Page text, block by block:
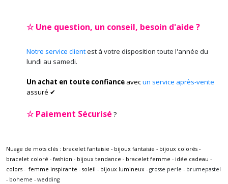
☆ Une question, un conseil, besoin d'aide ?
Notre service clientest à votre disposition toute l'année du
lundi au samedi.
Un achat en toute confiance avecun service après-vente
assuré ✔
☆Paiement Sécurisé ?
Nuage de mots clés : bracelet fantaisie - bijoux fantaisie - bijoux colorés -
bracelet coloré - fashion - bijoux tendance - bracelet femme - idée cadeau -
colors - femme inspirante - soleil - bijoux lumineux - grosse perle - brumepastel
- boheme - wedding